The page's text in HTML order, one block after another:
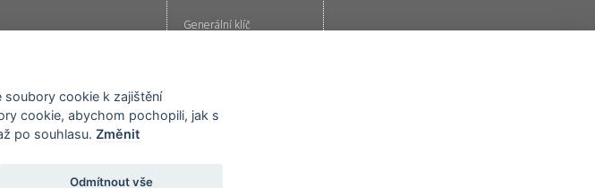
Generální klíč
cookie k zajištění
cookie, abychom pochopili, jak s
po souhlasu. Změnit
Odmítnout vše